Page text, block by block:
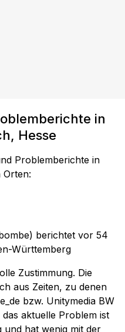
in
Hesse
Problemberichte in
Orten:
berichtet vor 54
Württemberg
Zustimmung. Die
aus Zeiten, zu denen
bzw. Unitymedia BW
aktuelle Problem ist
und hat wenig mit der